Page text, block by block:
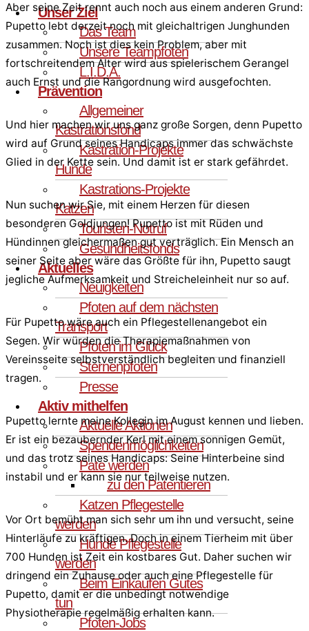
Unser Ziel
Das Team
Unsere Teampfoten
L.I.D.A.
Prävention
Allgemeiner
Kastrationsfond
Kastration-Projekte
Hunde
Kastrations-Projekte
Katzen
Touristen-Notruf
Gesundheitsfonds
Aktuelles
Neuigkeiten
Pfoten auf dem nächsten
Transport
Pfoten im Glück
Sternenpfoten
Presse
Aktiv mithelfen
Aktuelle Aktionen
Spendenmöglichkeiten
Pate werden
zu den Patentieren
Katzen Pflegestelle
werden
Hunde Pflegestelle
werden
Beim Einkaufen Gutes
tun
Pfoten-Jobs
Aber seine Zeit rennt auch noch aus einem anderen Grund:
Pupetto lebt derzeit noch mit gleichaltrigen Junghunden
zusammen. Noch ist dies kein Problem, aber mit
fortschreitendem Alter wird aus spielerischem Gerangel
auch Ernst und die Rangordnung wird ausgefochten.
Und hier machen wir uns ganz große Sorgen, denn Pupetto
wird auf Grund seines Handicaps immer das schwächste
Glied in der Kette sein. Und damit ist er stark gefährdet.
Nun suchen wir Sie, mit einem Herzen für diesen
besonderen Goldjungen! Pupetto ist mit Rüden und
Hündinnen gleichermaßen gut verträglich. Ein Mensch an
seiner Seite aber wäre das Größte für ihn, Pupetto saugt
jegliche Aufmerksamkeit und Streicheleinheit nur so auf.
Für Pupetto wäre auch ein Pflegestellenangebot ein
Segen. Wir würden die Therapiemaßnahmen von
Vereinsseite selbstverständlich begleiten und finanziell
tragen.
Pupetto lernte meine Kollegin im August kennen und lieben.
Er ist ein bezaubernder Kerl mit einem sonnigen Gemüt,
und das trotz seines Handicaps: Seine Hinterbeine sind
instabil und er kann sie nur teilweise nutzen.
Vor Ort bemüht man sich sehr um ihn und versucht, seine
Hinterläufe zu kräftigen. Doch in einem Tierheim mit über
700 Hunden ist Zeit ein kostbares Gut. Daher suchen wir
dringend ein Zuhause oder auch eine Pflegestelle für
Pupetto, damit er die unbedingt notwendige
Physiotherapie regelmäßig erhalten kann.